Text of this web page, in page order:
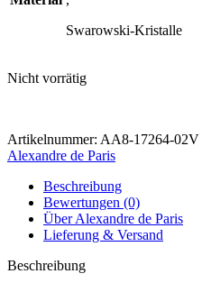
Swarowski-Kristalle
Nicht vorrätig
Artikelnummer: AA8-17264-02V
Alexandre de Paris
Beschreibung
Bewertungen (0)
Über Alexandre de Paris
Lieferung & Versand
Beschreibung